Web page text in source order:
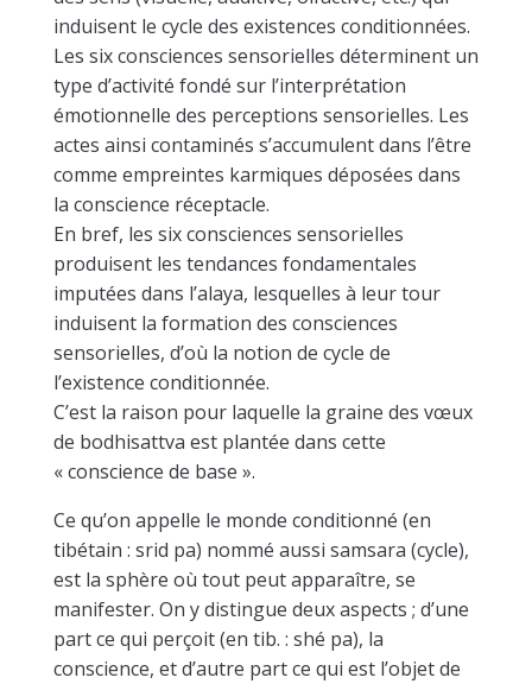
induisent le cycle des existences conditionnées.
Les six consciences sensorielles déterminent un
type d’activité fondé sur l’interprétation
émotionnelle des perceptions sensorielles. Les
actes ainsi contaminés s’accumulent dans l’être
comme empreintes karmiques déposées dans
la conscience réceptacle.
En bref, les six consciences sensorielles
produisent les tendances fondamentales
imputées dans l’alaya, lesquelles à leur tour
induisent la formation des consciences
sensorielles, d’où la notion de cycle de
l’existence conditionnée.
C’est la raison pour laquelle la graine des vœux
de bodhisattva est plantée dans cette
« conscience de base ».
Ce qu’on appelle le monde conditionné (en
tibétain : srid pa) nommé aussi samsara (cycle),
est la sphère où tout peut apparaître, se
manifester. On y distingue deux aspects ; d’une
part ce qui perçoit (en tib. : shé pa), la
conscience, et d’autre part ce qui est l’objet de